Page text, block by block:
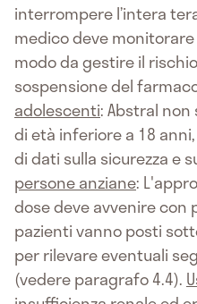
interrompere l’intera
medico deve
modo da gestire il
sospensione del
adolescenti: Abstral
di età inferiore a 18
di dati sulla sicurezza e
persone anziane:
dose deve avvenire con
pazienti vanno posti
per rilevare eventuali
(vedere paragrafo 4.4).